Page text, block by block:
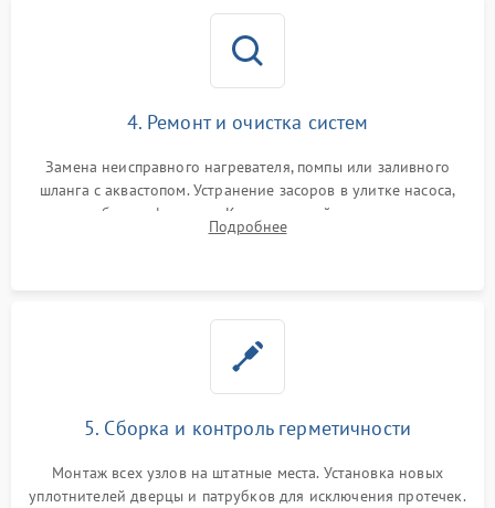
4. Ремонт и очистка систем
Замена неисправного нагревателя, помпы или заливного
шланга с аквастопом. Устранение засоров в улитке насоса,
патрубках и фильтрах. Компонентный ремонт платы
управления, восстановление поврежденной проводки.
Подробнее
5. Сборка и контроль герметичности
Монтаж всех узлов на штатные места. Установка новых
уплотнителей дверцы и патрубков для исключения протечек.